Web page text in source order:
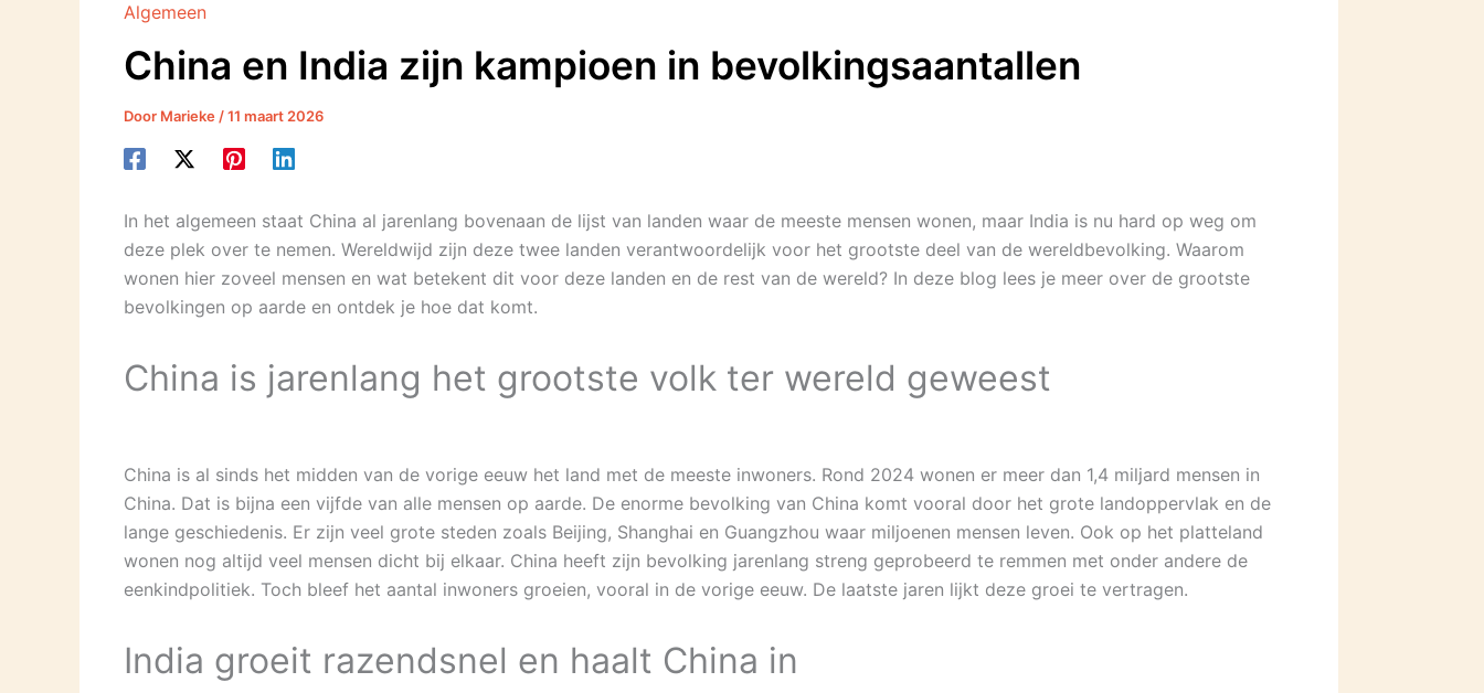
Algemeen
China en India zijn kampioen in bevolkingsaantallen
Door Marieke/11 maart 2026
In het algemeen staat China al jarenlang bovenaan de lijst van landen waar de meeste mensen wonen, maar India is nu hard op weg om
deze plek over te nemen. Wereldwijd zijn deze twee landen verantwoordelijk voor het grootste deel van de wereldbevolking. Waarom
wonen hier zoveel mensen en wat betekent dit voor deze landen en de rest van de wereld? In deze blog lees je meer over de grootste
bevolkingen op aarde en ontdek je hoe dat komt.
China is jarenlang het grootste volk ter wereld geweest
China is al sinds het midden van de vorige eeuw het land met de meeste inwoners. Rond 2024 wonen er meer dan 1,4 miljard mensen in
China. Dat is bijna een vijfde van alle mensen op aarde. De enorme bevolking van China komt vooral door het grote landoppervlak en de
lange geschiedenis. Er zijn veel grote steden zoals Beijing, Shanghai en Guangzhou waar miljoenen mensen leven. Ook op het platteland
wonen nog altijd veel mensen dicht bij elkaar. China heeft zijn bevolking jarenlang streng geprobeerd te remmen met onder andere de
eenkindpolitiek. Toch bleef het aantal inwoners groeien, vooral in de vorige eeuw. De laatste jaren lijkt deze groei te vertragen.
India groeit razendsnel en haalt China in